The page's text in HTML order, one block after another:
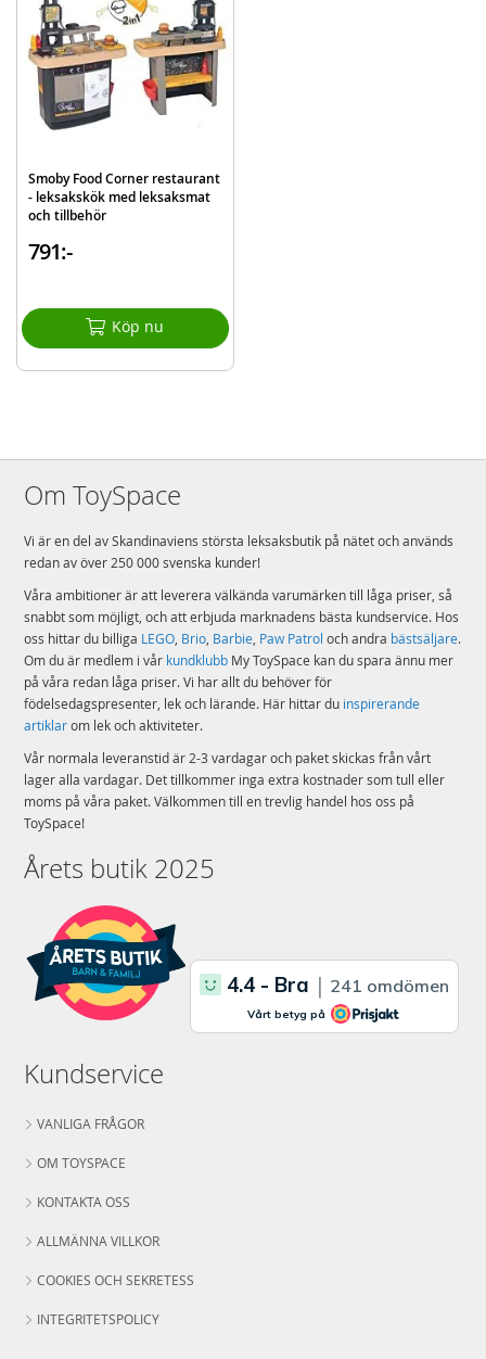
information
EAN
Varumärke
Smoby Food Corner restaurant
- leksakskök med leksaksmat
och tillbehör
791:-
Köp nu
Om ToySpace
Vi är en del av Skandinaviens största leksaksbutik på nätet och används
redan av över 250 000 svenska kunder!
Våra ambitioner är att leverera välkända varumärken till låga priser, så
snabbt som möjligt, och att erbjuda marknadens bästa kundservice. Hos
oss hittar du billiga LEGO, Brio, Barbie, Paw Patrol och andra bästsäljare.
Om du är medlem i vår kundklubb My ToySpace kan du spara ännu mer
på våra redan låga priser. Vi har allt du behöver för
födelsedagspresenter, lek och lärande. Här hittar du inspirerande
artiklarom lek och aktiviteter.
Vår normala leveranstid är 2-3 vardagar och paket skickas från vårt
lager alla vardagar. Det tillkommer inga extra kostnader som tull eller
moms på våra paket. Välkommen till en trevlig handel hos oss på
ToySpace!
Årets butik 2025
Kundservice
VANLIGA FRÅGOR
OM TOYSPACE
KONTAKTA OSS
ALLMÄNNA VILLKOR
COOKIES OCH SEKRETESS
INTEGRITETSPOLICY